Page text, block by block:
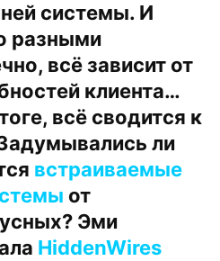
системы. И
разными
всё зависит от
клиента…
всё сводится к
ли
встраиваемые
от
Эми
HiddenWires